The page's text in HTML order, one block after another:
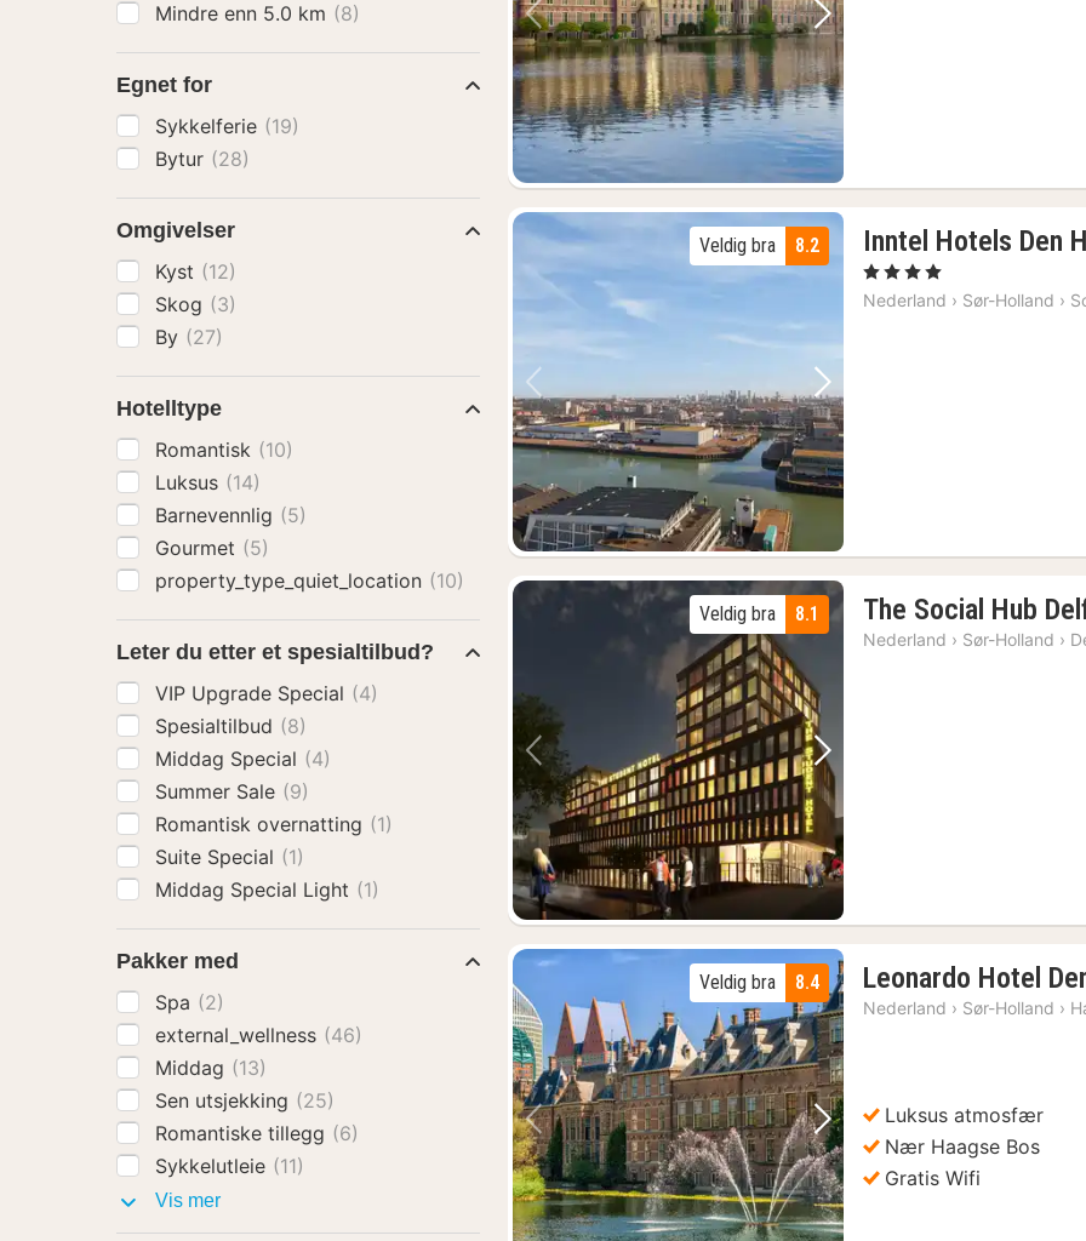
Forrige bilde Neste bilde
Forrige bilde Neste bilde
8.2
Veldig bra Inntel Hotels Den
, 4 Stjerner
Nederland › Sør-Holland ›
Forrige bilde Neste bilde
8.1
Veldig bra The Social Hub
Nederland › Sør-Holland ›
Forrige bilde Neste bilde
8.4
Veldig bra Leonardo Hotel
Nederland › Sør-Holland ›
Luksus atmosfær
Nær Haagse Bos
Gratis Wifi
Mindre enn 5.0 km (8)
Egnet for
Sykkelferie (19)
Bytur (28)
Omgivelser
Kyst (12)
Skog (3)
By (27)
Hotelltype
Romantisk (10)
Luksus (14)
Barnevennlig (5)
Gourmet (5)
property_type_quiet_location (10)
Leter du etter et spesialtilbud?
VIP Upgrade Special (4)
Spesialtilbud (8)
Middag Special (4)
Summer Sale (9)
Romantisk overnatting (1)
Suite Special (1)
Middag Special Light (1)
Pakker med
Spa (2)
external_wellness (46)
Middag (13)
Sen utsjekking (25)
Romantiske tillegg (6)
Sykkelutleie (11)
Vis merPakker